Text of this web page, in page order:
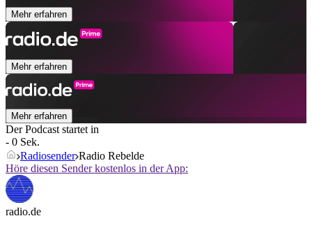
Mehr erfahren
Mehr erfahren
Mehr erfahren
Der Podcast startet in
- 0 Sek.
Radiosender Radio Rebelde
Höre diesen Sender kostenlos in der App:
radio.de